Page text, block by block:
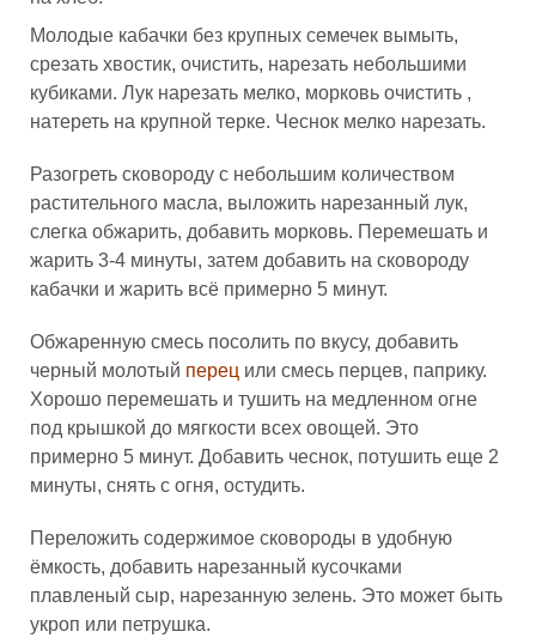
Молодые кабачки без крупных семечек вымыть,
срезать хвостик, очистить, нарезать небольшими
кубиками. Лук нарезать мелко, морковь очистить ,
натереть на крупной терке. Чеснок мелко нарезать.
Разогреть сковороду с небольшим количеством
растительного масла, выложить нарезанный лук,
слегка обжарить, добавить морковь. Перемешать и
жарить 3-4 минуты, затем добавить на сковороду
кабачки и жарить всё примерно 5 минут.
Обжаренную смесь посолить по вкусу, добавить
черный молотый перец или смесь перцев, паприку.
Хорошо перемешать и тушить на медленном огне
под крышкой до мягкости всех овощей. Это
примерно 5 минут. Добавить чеснок, потушить еще 2
минуты, снять с огня, остудить.
Переложить содержимое сковороды в удобную
ёмкость, добавить нарезанный кусочками
плавленый сыр, нарезанную зелень. Это может быть
укроп или петрушка.